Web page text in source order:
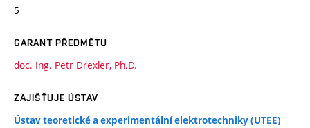
5
GARANT PŘEDMĚTU
doc. Ing. Petr Drexler, Ph.D.
ZAJIŠŤUJE ÚSTAV
Ústav teoretické a experimentální elektrotechniky (UTEE)